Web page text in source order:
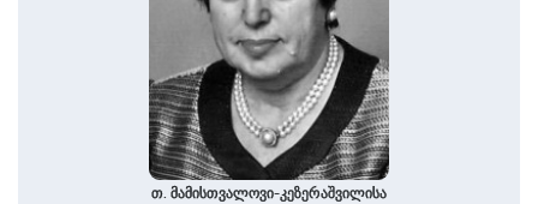
თ. მამისთვალოვი-კეზერაშვილისა